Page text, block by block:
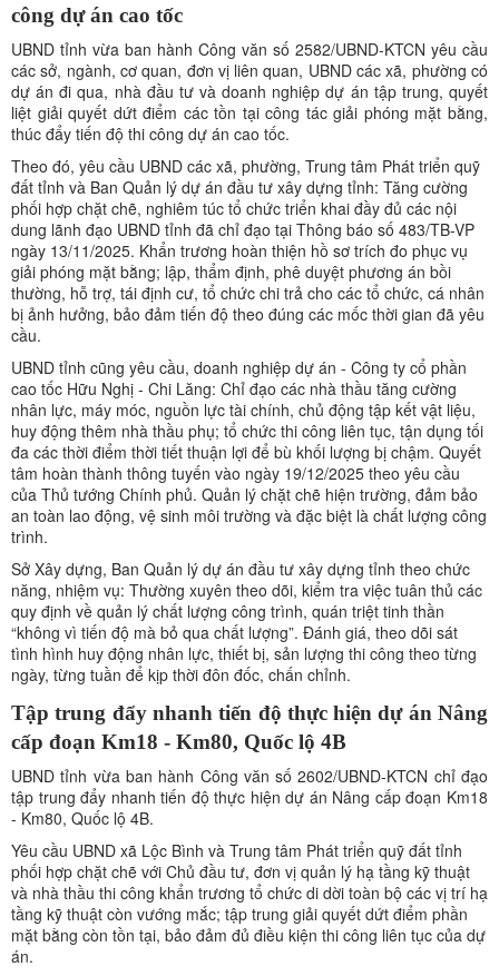
công dự án cao tốc
UBND tỉnh vừa ban hành Công văn số 2582/UBND-KTCN yêu cầu
các sở, ngành, cơ quan, đơn vị liên quan, UBND các xã, phường có
dự án đi qua, nhà đầu tư và doanh nghiệp dự án tập trung, quyết
liệt giải quyết dứt điểm các tồn tại công tác giải phóng mặt bằng,
thúc đẩy tiến độ thi công dự án cao tốc.
Theo đó, yêu cầu UBND các xã, phường, Trung tâm Phát triển quỹ
đất tỉnh và Ban Quản lý dự án đầu tư xây dựng tỉnh: Tăng cường
phối hợp chặt chẽ, nghiêm túc tổ chức triển khai đầy đủ các nội
dung lãnh đạo UBND tỉnh đã chỉ đạo tại Thông báo số 483/TB-VP
ngày 13/11/2025. Khẩn trương hoàn thiện hồ sơ trích đo phục vụ
giải phóng mặt bằng; lập, thẩm định, phê duyệt phương án bồi
thường, hỗ trợ, tái định cư, tổ chức chi trả cho các tổ chức, cá nhân
bị ảnh hưởng, bảo đảm tiến độ theo đúng các mốc thời gian đã yêu
cầu.
UBND tỉnh cũng yêu cầu, doanh nghiệp dự án - Công ty cổ phần
cao tốc Hữu Nghị - Chi Lăng: Chỉ đạo các nhà thầu tăng cường
nhân lực, máy móc, nguồn lực tài chính, chủ động tập kết vật liệu,
huy động thêm nhà thầu phụ; tổ chức thi công liên tục, tận dụng tối
đa các thời điểm thời tiết thuận lợi để bù khối lượng bị chậm. Quyết
tâm hoàn thành thông tuyến vào ngày 19/12/2025 theo yêu cầu
của Thủ tướng Chính phủ. Quản lý chặt chẽ hiện trường, đảm bảo
an toàn lao động, vệ sinh môi trường và đặc biệt là chất lượng công
trình.
Sở Xây dựng, Ban Quản lý dự án đầu tư xây dựng tỉnh theo chức
năng, nhiệm vụ: Thường xuyên theo dõi, kiểm tra việc tuân thủ các
quy định về quản lý chất lượng công trình, quán triệt tinh thần
“không vì tiến độ mà bỏ qua chất lượng”. Đánh giá, theo dõi sát
tình hình huy động nhân lực, thiết bị, sản lượng thi công theo từng
ngày, từng tuần để kịp thời đôn đốc, chấn chỉnh.
Tập trung đẩy nhanh tiến độ thực hiện dự án Nâng
cấp đoạn Km18 - Km80, Quốc lộ 4B
UBND tỉnh vừa ban hành Công văn số 2602/UBND-KTCN chỉ đạo
tập trung đẩy nhanh tiến độ thực hiện dự án Nâng cấp đoạn Km18
- Km80, Quốc lộ 4B.
Yêu cầu UBND xã Lộc Bình và Trung tâm Phát triển quỹ đất tỉnh
phối hợp chặt chẽ với Chủ đầu tư, đơn vị quản lý hạ tầng kỹ thuật
và nhà thầu thi công khẩn trương tổ chức di dời toàn bộ các vị trí hạ
tầng kỹ thuật còn vướng mắc; tập trung giải quyết dứt điểm phần
mặt bằng còn tồn tại, bảo đảm đủ điều kiện thi công liên tục của dự
án.